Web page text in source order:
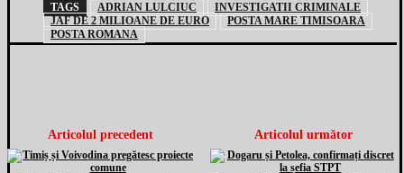
TAGS ADRIAN LULCIUC
INVESTIGATII CRIMINALE
JAF DE 2 MILIOANE DE EURO
POSTA MARE TIMISOARA
POSTA ROMANA
Articolul precedent Articolul următor